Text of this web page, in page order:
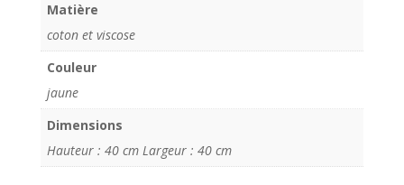
Matière
coton et viscose
Couleur
jaune
Dimensions
Hauteur : 40 cm Largeur : 40 cm